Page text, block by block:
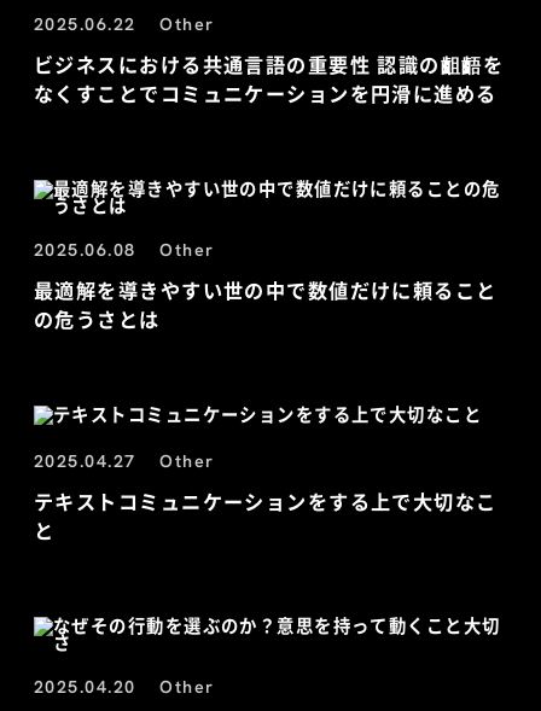
2025.06.22 Other
ビジネスにおける共通言語の重要性 認識の齟齬を
なくすことでコミュニケーションを円滑に進める
2025.06.08 Other
最適解を導きやすい世の中で数値だけに頼ること
の危うさとは
2025.04.27 Other
テキストコミュニケーションをする上で大切なこ
と
2025.04.20 Other